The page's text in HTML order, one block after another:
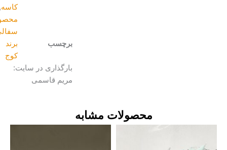
کاسه,
محصولات
سفالی
برچسب
بارگذاری در سایت:
مریم قاسمی
محصولات مشابه